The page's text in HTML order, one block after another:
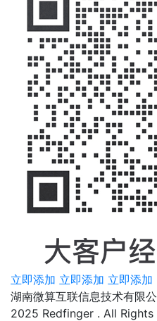
立即添加 立即添加 立即添加
湖南微算互联信息技术有
2025 Redfinger . All Rights